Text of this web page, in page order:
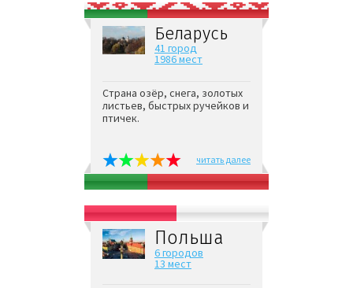
Беларусь
41 город
1986 мест
Страна озёр, снега, золотых
листьев, быстрых ручейков и
птичек.
читать далее
Польша
6 городов
13 мест